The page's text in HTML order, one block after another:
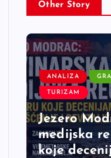
Other Story
ANALIZA
TURIZAM
Jezero
medijska
koje